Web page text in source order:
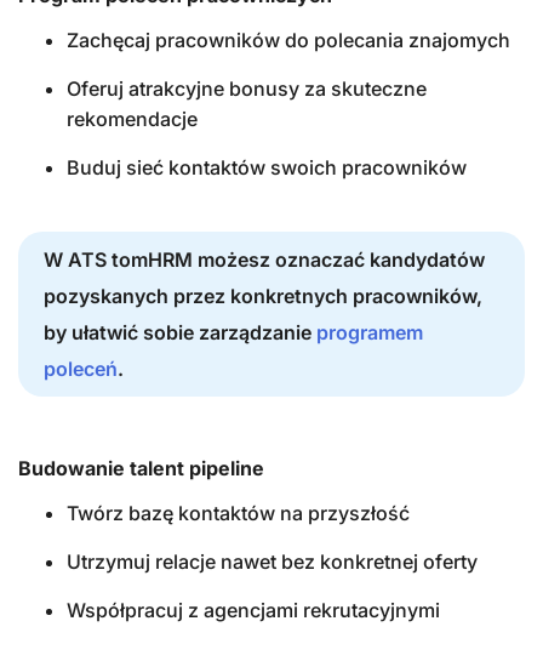
Zachęcaj pracowników do polecania znajomych
Oferuj atrakcyjne bonusy za skuteczne
rekomendacje
Buduj sieć kontaktów swoich pracowników
W ATS tomHRM możesz oznaczać kandydatów
pozyskanych przez konkretnych pracowników,
by ułatwić sobie zarządzanie programem
poleceń.
Budowanie talent pipeline
Twórz bazę kontaktów na przyszłość
Utrzymuj relacje nawet bez konkretnej oferty
Współpracuj z agencjami rekrutacyjnymi